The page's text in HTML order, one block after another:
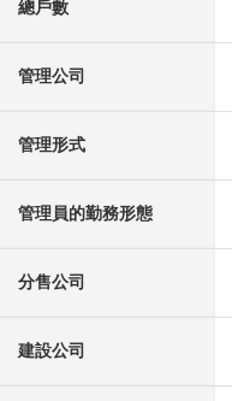
總戶數
管理公司
管理形式
管理員的勤務形態
分售公司
建設公司